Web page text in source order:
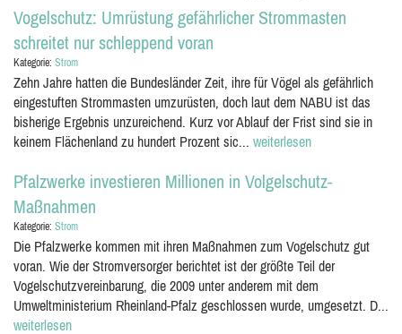
Vogelschutz: Umrüstung gefährlicher Strommasten
schreitet nur schleppend voran
Kategorie: Strom
Zehn Jahre hatten die Bundesländer Zeit, ihre für Vögel als gefährlich
eingestuften Strommasten umzurüsten, doch laut dem NABU ist das
bisherige Ergebnis unzureichend. Kurz vor Ablauf der Frist sind sie in
keinem Flächenland zu hundert Prozent sic... weiterlesen
Pfalzwerke investieren Millionen in Volgelschutz-
Maßnahmen
Kategorie: Strom
Die Pfalzwerke kommen mit ihren Maßnahmen zum Vogelschutz gut
voran. Wie der Stromversorger berichtet ist der größte Teil der
Vogelschutzvereinbarung, die 2009 unter anderem mit dem
Umweltministerium Rheinland-Pfalz geschlossen wurde, umgesetzt. D...
weiterlesen